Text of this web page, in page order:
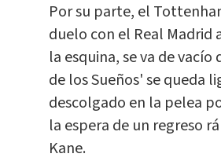
Por su parte, el
duelo con el Real Madrid
la esquina, se va de
de los Sueños' se queda
descolgado en la pelea
la espera de un regreso
Kane.